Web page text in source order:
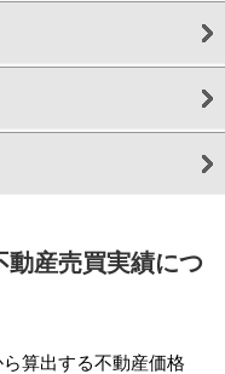
産売買実績につ
算出する不動産価格